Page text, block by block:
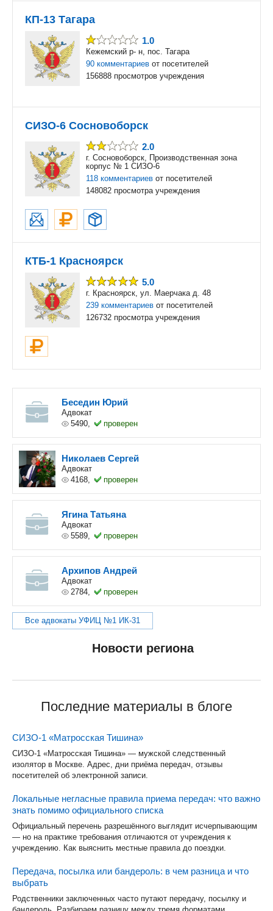
КП-13 Тагара
1.0
Кежемский р- н, пос. Тагара
90 комментариев от посетителей
156888 просмотров учреждения
СИЗО-6 Сосновоборск
2.0
г. Сосновоборск, Производственная зона
корпус № 1 СИЗО-6
118 комментариев от посетителей
148082 просмотра учреждения
КТБ-1 Красноярск
5.0
г. Красноярск, ул. Маерчака д. 48
239 комментариев от посетителей
126732 просмотра учреждения
Беседин Юрий
Адвокат
5490,
проверен
Николаев Сергей
Адвокат
4168,
проверен
Ягина Татьяна
Адвокат
5589,
проверен
Архипов Андрей
Адвокат
2784,
проверен
Все адвокаты УФИЦ №1 ИК-31
Новости региона
Последние материалы в блоге
СИЗО-1 «Матросская Тишина»
СИЗО-1 «Матросская Тишина» — мужской следственный
изолятор в Москве. Адрес, дни приёма передач, отзывы
посетителей об электронной записи.
Локальные негласные правила приема передач: что важно
знать помимо официального списка
Официальный перечень разрешённого выглядит исчерпывающим
— но на практике требования отличаются от учреждения к
учреждению. Как выяснить местные правила до поездки.
Передача, посылка или бандероль: в чем разница и что
выбрать
Родственники заключенных часто путают передачу, посылку и